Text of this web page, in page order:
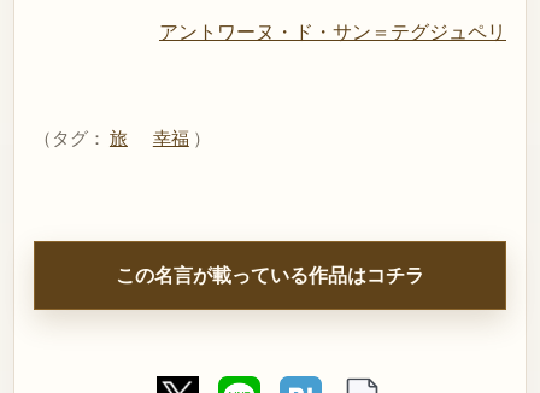
アントワーヌ・ド・サン＝テグジュペリ
（タグ： 旅 幸福 ）
この名言が載っている作品はコチラ